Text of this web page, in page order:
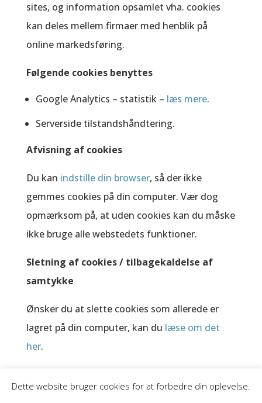
sites, og information opsamlet vha. cookies
kan deles mellem firmaer med henblik på
online markedsføring.
Følgende cookies benyttes
Google Analytics – statistik – læs mere.
Serverside tilstandshåndtering.
Afvisning af cookies
Du kan indstille din browser, så der ikke
gemmes cookies på din computer. Vær dog
opmærksom på, at uden cookies kan du måske
ikke bruge alle webstedets funktioner.
Sletning af cookies / tilbagekaldelse af
samtykke
Ønsker du at slette cookies som allerede er
lagret på din computer, kan du læse om det
her.
Dette website bruger cookies for at forbedre din oplevelse.